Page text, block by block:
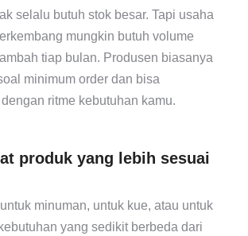
selalu butuh stok besar. Tapi usaha
mungkin butuh volume
tiap bulan. Produsen biasanya
minimum order dan bisa
ritme kebutuhan kamu.
produk yang lebih sesuai
minuman, untuk kue, atau untuk
yang sedikit berbeda dari